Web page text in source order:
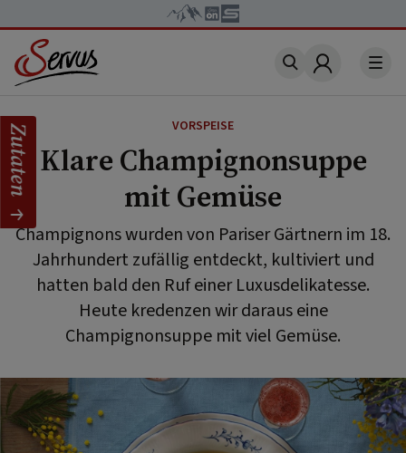
Account
VORSPEISE
Klare Champignonsuppe
mit Gemüse
Champignons wurden von Pariser Gärtnern im 18.
Jahrhundert zufällig entdeckt, kultiviert und
hatten bald den Ruf einer Luxusdelikatesse.
Heute kredenzen wir daraus eine
Champignonsuppe mit viel Gemüse.
Zutaten